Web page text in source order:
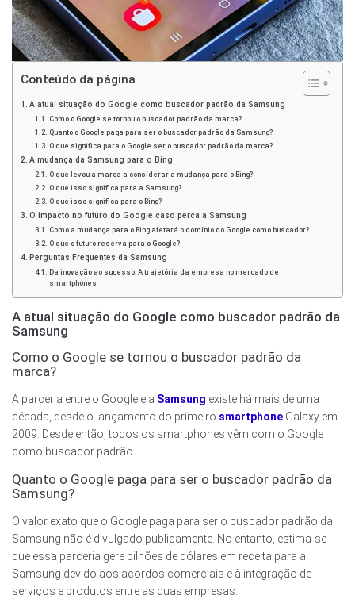
Conteúdo da página
A atual situação do Google como buscador padrão da Samsung
Como o Google se tornou o buscador padrão da marca?
Quanto o Google paga para ser o buscador padrão da Samsung?
O que significa para o Google ser o buscador padrão da marca?
A mudança da Samsung para o Bing
O que levou a marca a considerar a mudança para o Bing?
O que isso significa para a Samsung?
O que isso significa para o Bing?
O impacto no futuro do Google caso perca a Samsung
Como a mudança para o Bing afetará o domínio do Google como buscador?
O que o futuro reserva para o Google?
Perguntas Frequentes da Samsung
Da inovação ao sucesso: A trajetória da empresa no mercado de
smartphones
A atual situação do Google como buscador padrão da
Samsung
Como o Google se tornou o buscador padrão da
marca?
A parceria entre o Google e a Samsung existe há mais de uma
década, desde o lançamento do primeiro smartphone Galaxy em
2009. Desde então, todos os smartphones vêm com o Google
como buscador padrão.
Quanto o Google paga para ser o buscador padrão da
Samsung?
O valor exato que o Google paga para ser o buscador padrão da
Samsung não é divulgado publicamente. No entanto, estima-se
que essa parceria gere bilhões de dólares em receita para a
Samsung devido aos acordos comerciais e à integração de
serviços e produtos entre as duas empresas.